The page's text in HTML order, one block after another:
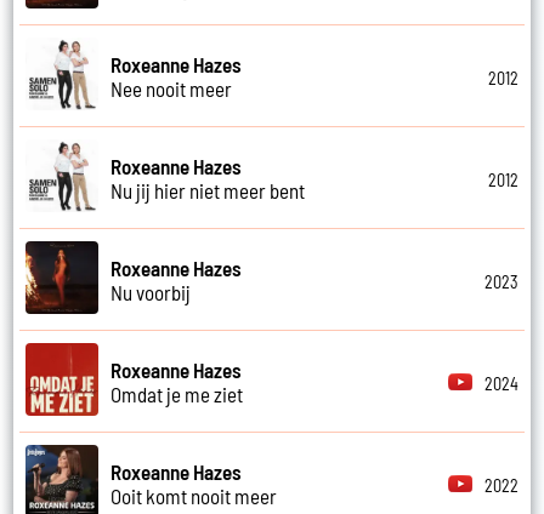
Roxeanne Hazes
Nee nooit meer
2012
Roxeanne Hazes
Nu jij hier niet meer bent
2012
Roxeanne Hazes
Nu voorbij
2023
Roxeanne Hazes
Omdat je me ziet
2024
Roxeanne Hazes
Ooit komt nooit meer
2022